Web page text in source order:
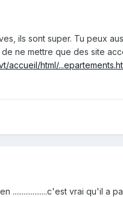
ils sont super. Tu peux
ne mettre que des site
accueil/html/
vrai qu'il a pas